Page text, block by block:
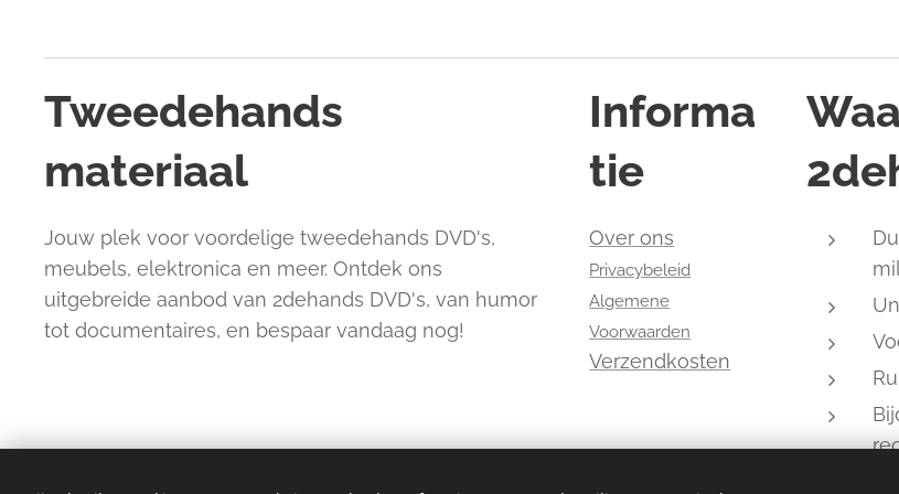
Tweedehands
materiaal
Jouw plek voor voordelige tweedehands DVD's,
meubels, elektronica en meer. Ontdek ons
uitgebreide aanbod van 2dehands DVD's, van humor
tot documentaires, en bespaar vandaag nog!
Informa
tie
Over ons
Privacybeleid
Algemene
Voorwaarden
Verzendkosten